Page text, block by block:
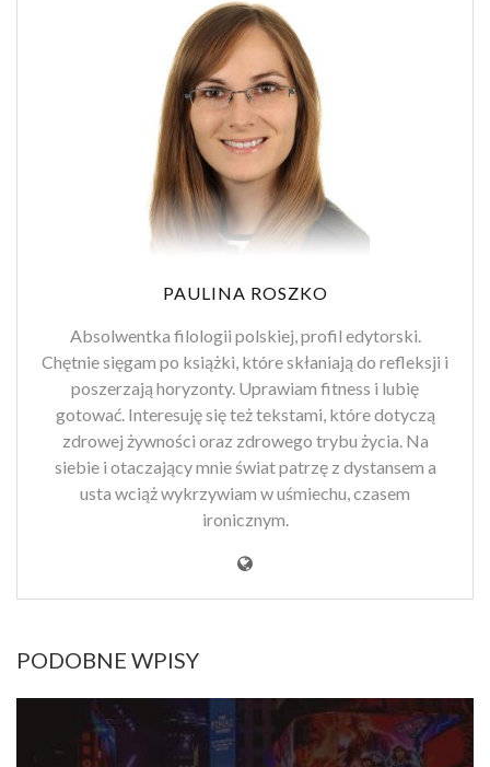
PAULINA ROSZKO
Absolwentka filologii polskiej, profil edytorski.
Chętnie sięgam po książki, które skłaniają do refleksji i
poszerzają horyzonty. Uprawiam fitness i lubię
gotować. Interesuję się też tekstami, które dotyczą
zdrowej żywności oraz zdrowego trybu życia. Na
siebie i otaczający mnie świat patrzę z dystansem a
usta wciąż wykrzywiam w uśmiechu, czasem
ironicznym.
PODOBNE WPISY